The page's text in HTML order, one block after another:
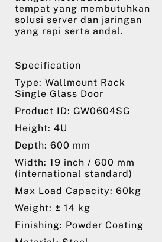
tempat yang membutuhkan
solusi server dan jaringan
yang rapi serta andal.
Specification
Type: Wallmount Rack
Single Glass Door
Product ID: GW0604SG
Height: 4U
Depth: 600 mm
Width: 19 inch / 600 mm
(international standard)
Max Load Capacity: 60kg
Weight: ± 14 kg
Finishing: Powder Coating